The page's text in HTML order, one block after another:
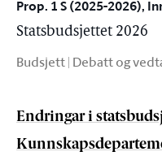
Prop. 1 S (2025-2026),
Statsbudsjettet 2026
Budsjett | Debatt og
Endringar i